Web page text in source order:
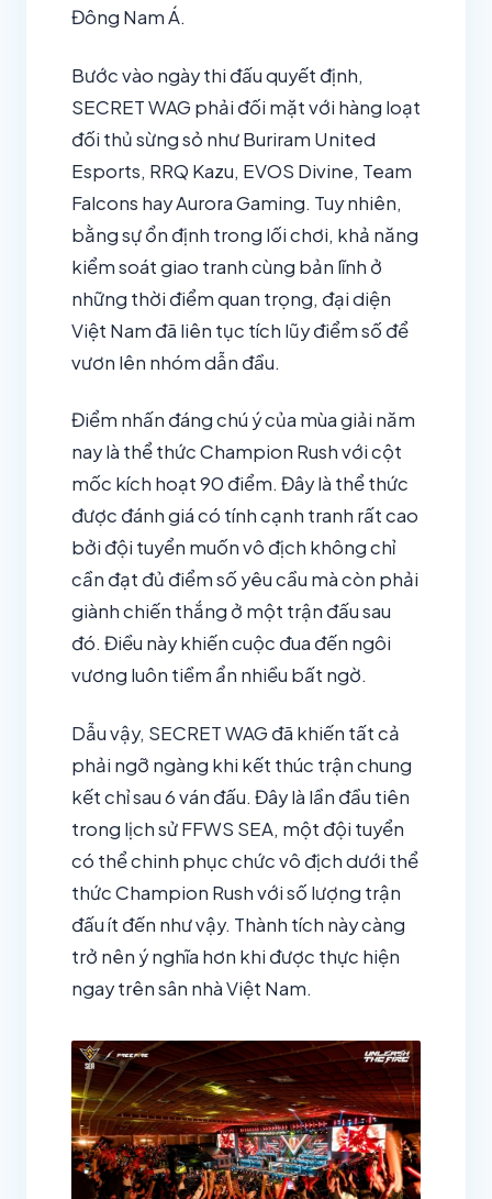
Đông Nam Á.
Bước vào ngày thi đấu quyết định,
SECRET WAG phải đối mặt với hàng loạt
đối thủ sừng sỏ như Buriram United
Esports, RRQ Kazu, EVOS Divine, Team
Falcons hay Aurora Gaming. Tuy nhiên,
bằng sự ổn định trong lối chơi, khả năng
kiểm soát giao tranh cùng bản lĩnh ở
những thời điểm quan trọng, đại diện
Việt Nam đã liên tục tích lũy điểm số để
vươn lên nhóm dẫn đầu.
Điểm nhấn đáng chú ý của mùa giải năm
nay là thể thức Champion Rush với cột
mốc kích hoạt 90 điểm. Đây là thể thức
được đánh giá có tính cạnh tranh rất cao
bởi đội tuyển muốn vô địch không chỉ
cần đạt đủ điểm số yêu cầu mà còn phải
giành chiến thắng ở một trận đấu sau
đó. Điều này khiến cuộc đua đến ngôi
vương luôn tiềm ẩn nhiều bất ngờ.
Dẫu vậy, SECRET WAG đã khiến tất cả
phải ngỡ ngàng khi kết thúc trận chung
kết chỉ sau 6 ván đấu. Đây là lần đầu tiên
trong lịch sử FFWS SEA, một đội tuyển
có thể chinh phục chức vô địch dưới thể
thức Champion Rush với số lượng trận
đấu ít đến như vậy. Thành tích này càng
trở nên ý nghĩa hơn khi được thực hiện
ngay trên sân nhà Việt Nam.